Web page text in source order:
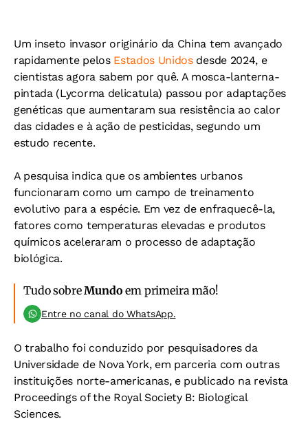
Um inseto invasor originário da China tem avançado
rapidamente pelos Estados Unidosdesde 2024, e
cientistas agora sabem por quê. A mosca-lanterna-
pintada (Lycorma delicatula) passou por adaptações
genéticas que aumentaram sua resistência ao calor
das cidades e à ação de pesticidas, segundo um
estudo recente.
A pesquisa indica que os ambientes urbanos
funcionaram como um campo de treinamento
evolutivo para a espécie. Em vez de enfraquecê-la,
fatores como temperaturas elevadas e produtos
químicos aceleraram o processo de adaptação
biológica.
Tudo sobreMundo em primeira mão!
Entre no canal do WhatsApp.
O trabalho foi conduzido por pesquisadores da
Universidade de Nova York, em parceria com outras
instituições norte-americanas, e publicado na revista
Proceedings of the Royal Society B: Biological
Sciences.